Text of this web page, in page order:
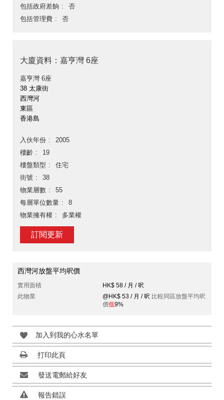
包括政府差餉
否
包括管理費
否
大廈資料：嘉亨灣 6座
嘉亨灣 6座
38 太康街
西灣河
東區
香港島
入伙年份
2005
樓齡
19
樓盤類型
住宅
街號
38
物業層數
55
每層單位數量
8
物業擁有權
多業權
訂閱更新
西灣河放盤平均呎價
實用面積
HK$ 58 / 月 / 呎
此物業
@HK$ 53 / 月 / 呎 比較同區放盤平均呎
價低9%
加入到我的心水名單
打印此頁
發送電郵給好友
報告錯誤